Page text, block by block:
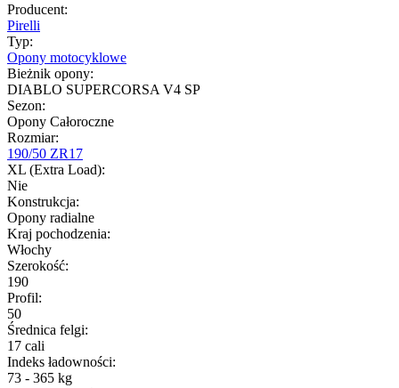
Producent:
Pirelli
Typ:
Opony motocyklowe
Bieżnik opony:
DIABLO SUPERCORSA V4 SP
Sezon:
Opony Całoroczne
Rozmiar:
190/50 ZR17
XL (Extra Load):
Nie
Konstrukcja:
Opony radialne
Kraj pochodzenia:
Włochy
Szerokość:
190
Profil:
50
Średnica felgi:
17 cali
Indeks ładowności:
73 - 365 kg